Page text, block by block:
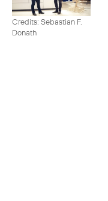
Credits: Sebastian F.
Donath